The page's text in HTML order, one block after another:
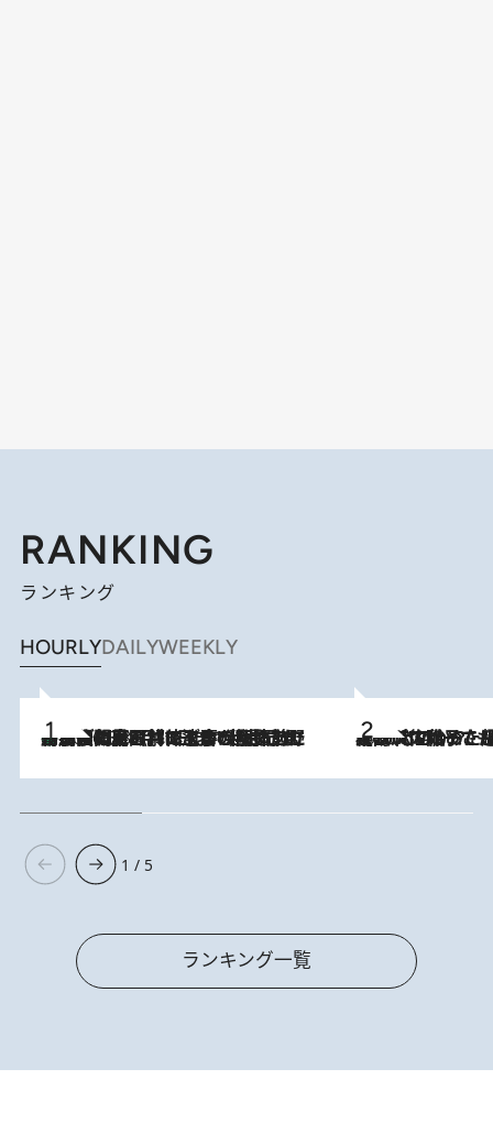
RANKING
ランキング
HOURLYDAILYWEEKLY
2026.8.8
「最後に見られてよかった」上野動物園の東園パンダ舎が解体前に特別公開。8月16日まで延長されたパネル展と共に辿る“半世紀”のパンダ飼育《解体工事の図面あり》 2026.8.5
【阿川佐和子さんの年とる力】なぜ70代で始めた趣味は“こんなに楽しい”のか？ ピアノ、俳句…スランプに陥っても続けられる“ある秘訣”とは
1 / 5
ランキング一覧